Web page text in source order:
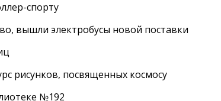
спорту
вышли электробусы новой поставки
рисунков, посвященных космосу
№192